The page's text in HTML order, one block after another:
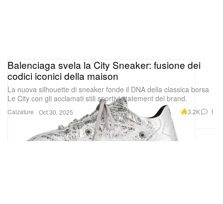
Calzature
Balenciaga svela la City Sneaker: fusione dei
codici iconici della maison
La nuova silhouette di sneaker fonde il DNA della classica borsa
Le City con gli acclamati stili sportivi statement del brand.
Oct 30, 2025 3.2K 1